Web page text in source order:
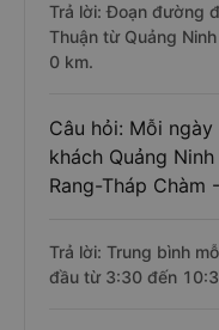
Trả lời: Đoạn đường
Thuận từ Quảng
0 km.
Câu hỏi: Mỗi
khách Quảng
Rang-Tháp Chàm
Trả lời: Trung bình
đầu từ 3:30 đến